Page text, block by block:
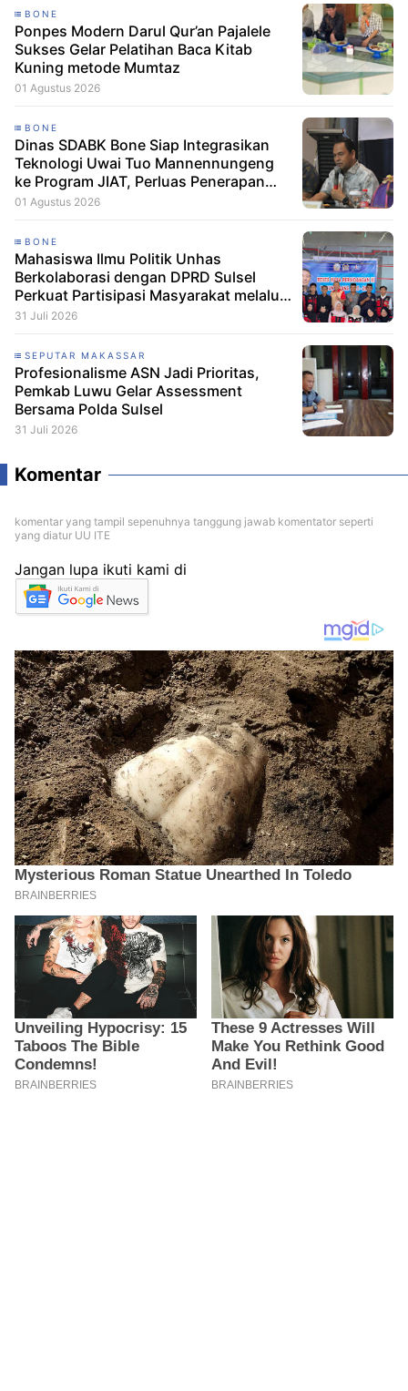
BONE
Ponpes Modern Darul Qur’an Pajalele
Sukses Gelar Pelatihan Baca Kitab
Kuning metode Mumtaz
01 Agustus 2026
BONE
Dinas SDABK Bone Siap Integrasikan
Teknologi Uwai Tuo Mannennungeng
ke Program JIAT, Perluas Penerapan
Irigasi Cerdas
01 Agustus 2026
BONE
Mahasiswa Ilmu Politik Unhas
Berkolaborasi dengan DPRD Sulsel
Perkuat Partisipasi Masyarakat melalui
Edukasi Penyaluran Aspirasi di Desa
31 Juli 2026
SEPUTAR MAKASSAR
Profesionalisme ASN Jadi Prioritas,
Pemkab Luwu Gelar Assessment
Bersama Polda Sulsel
31 Juli 2026
Komentar
komentar yang tampil sepenuhnya tanggung jawab komentator seperti
yang diatur UU ITE
Jangan lupa ikuti kami di